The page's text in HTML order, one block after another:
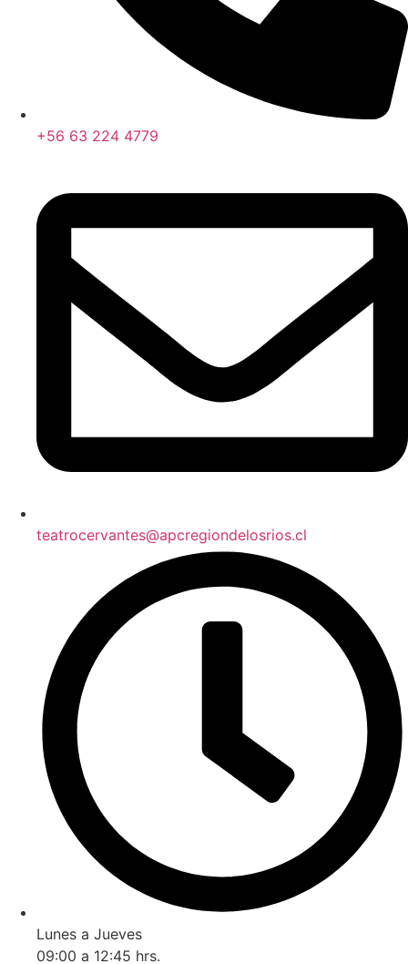
+56 63 224 4779
teatrocervantes@apcregiondelosrios.cl
Lunes a Jueves
09:00 a 12:45 hrs.